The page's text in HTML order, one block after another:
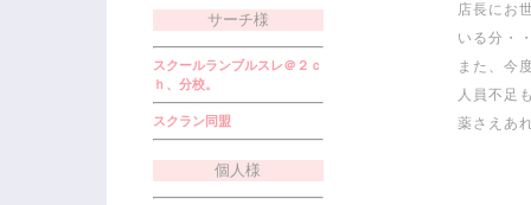
サーチ様
スクールランブルスレ＠２ｃ
ｈ、分校。
スクラン同盟
個人様
店長にお
いる分・
また、今
人員不足
薬さえあ